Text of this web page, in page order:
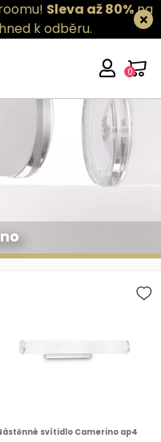
Sleva až 80%na
k odběru.
0
svítidlo Camerino ap4